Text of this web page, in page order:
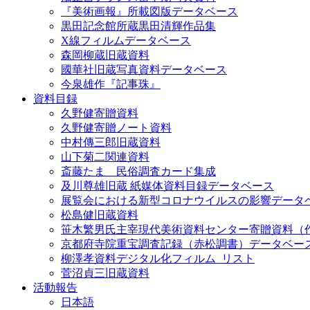
『美術画報』所載図版データベース
黒田記念館所蔵黒田清輝作品集
X線フィルムデータベース
森岡柳蔵旧蔵資料
國華社旧蔵写真資料データベース
今泉雄作『記事珠』
資料目録
久野健寄贈資料
久野健寄贈ノート資料
中村傳三郎旧蔵資料
山下菊二関連資料
斎藤たま 民俗調査カード集成
及川尊雄旧蔵 紙媒体資料目録データベース
展覧会における新型コロナウイルスの影響データ
松島健旧蔵資料
笹木繁男氏主宰現代美術資料センター寄贈資料（
京都府寺院重宝調査記録（赤松調書）データベー
柳澤孝資料デジタル化フィルム_リスト
菅沼貞三旧蔵資料
活動報告
日本語